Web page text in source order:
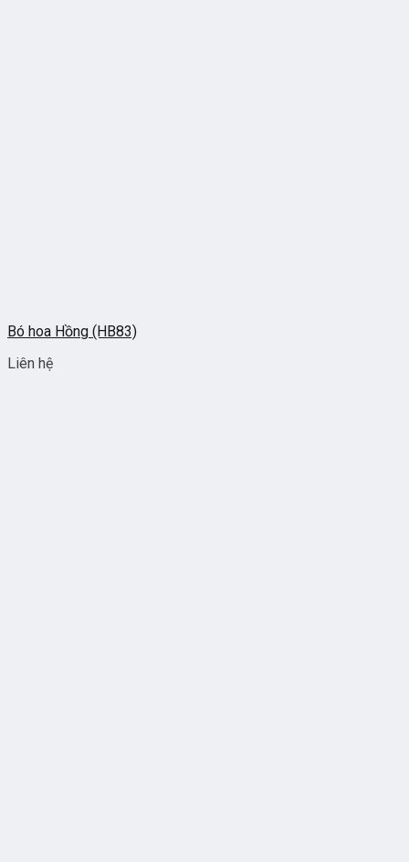
Bó hoa Hồng (HB83)
Liên hệ